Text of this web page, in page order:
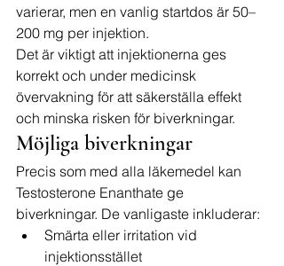
varierar, men en vanlig startdos är 50–
200 mg per injektion.
Det är viktigt att injektionerna ges
korrekt och under medicinsk
övervakning för att säkerställa effekt
och minska risken för biverkningar.
Möjliga biverkningar
Precis som med alla läkemedel kan
Testosterone Enanthate ge
biverkningar. De vanligaste inkluderar:
Smärta eller irritation vid
injektionsstället